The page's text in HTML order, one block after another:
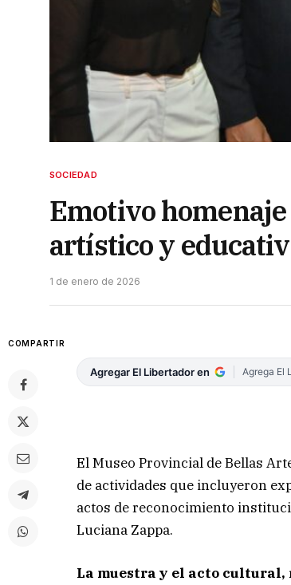
SOCIEDAD
Emotivo
artístico y
1 de enero de 2026
COMPARTIR
Agregar El Libertador en Agrega El
El Museo Provincial de Bellas
de actividades que incluyeron
actos de reconocimiento
Luciana Zappa.
La muestra y el acto